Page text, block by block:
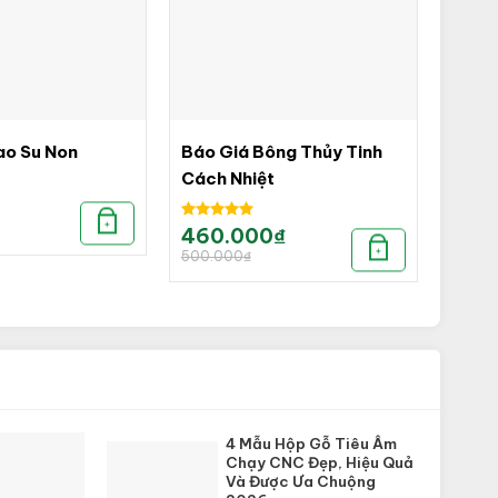
Su Non
+
Báo Giá Bông Thủy Tinh
Cách Nhiệt
Được xếp
hạng5.00
5 sao
500.000₫
Giá
gốc
là:
460.000₫
Giá
hiện
tại
460.000₫.
+
4 Mẫu Hộp Gỗ Tiêu Âm
Chạy CNC Đẹp, Hiệu Quả
Và Được Ưa Chuộng